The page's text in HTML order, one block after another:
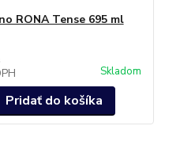
RONA Tense 695 ml
Skladom
Pridať do košíka